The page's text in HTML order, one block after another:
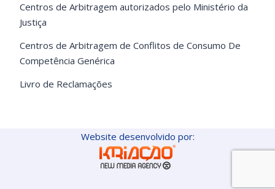
Centros de Arbitragem autorizados pelo Ministério da
Justiça
Centros de Arbitragem de Conflitos de Consumo De
Competência Genérica
Livro de Reclamações
Website desenvolvido por: